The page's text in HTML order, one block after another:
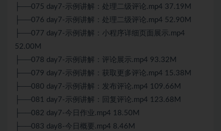
├──075 day7-示例讲解：处理二级评论.mp4 37.19M
├──076 day7-示例讲解：处理二级评论.mp4 52.90M
├──077 day7-示例讲解：小程序详细页面展示.mp4
52.00M
├──078 day7-示例讲解：评论展示.mp4 93.32M
├──079 day7-示例讲解：获取更多评论.mp4 15.38M
├──080 day7-示例讲解：发布评论.mp4 109.66M
├──081 day7-示例讲解：回复评论.mp4 123.68M
├──082 day7-今日作业.mp4 18.50M
├──083 day8-今日概要.mp4 8.46M